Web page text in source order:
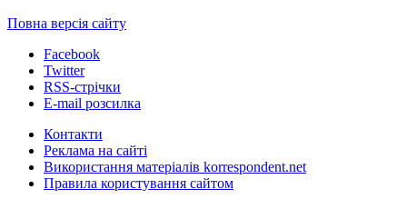
Повна версія сайту
Facebook
Twitter
RSS-стрічки
E-mail розсилка
Контакти
Реклама на сайті
Використання матеріалів korrespondent.net
Правила користування сайтом